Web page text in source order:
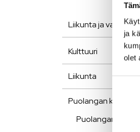
ja
olet
Liikunta ja vapaa-
Kulttuuri
Liikunta
Puolangan kirjasto
Puolangan